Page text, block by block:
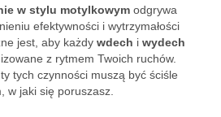
w stylu motylkowym odgrywa
efektywności i wytrzymałości
jest, aby każdy wdech i wydech
z rytmem Twoich ruchów.
tych czynności muszą być ściśle
w jaki się poruszasz.